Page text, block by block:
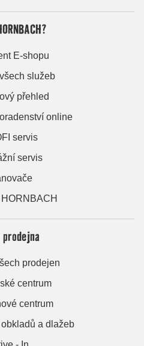
E-shopu
služeb
přehled
online
servis
servis
prodejen
centrum
centrum
a dlažeb